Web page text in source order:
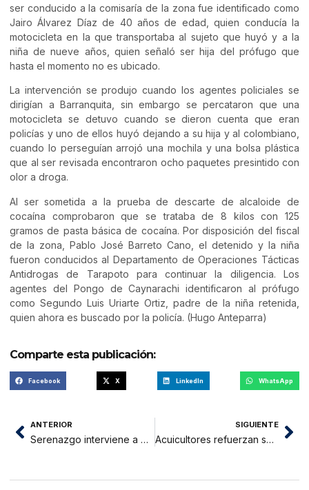
ser conducido a la comisaría de la zona fue identificado como
Jairo Álvarez Díaz de 40 años de edad, quien conducía la
motocicleta en la que transportaba al sujeto que huyó y a la
niña de nueve años, quien señaló ser hija del prófugo que
hasta el momento no es ubicado.
La intervención se produjo cuando los agentes policiales se
dirigían a Barranquita, sin embargo se percataron que una
motocicleta se detuvo cuando se dieron cuenta que eran
policías y uno de ellos huyó dejando a su hija y al colombiano,
cuando lo perseguían arrojó una mochila y una bolsa plástica
que al ser revisada encontraron ocho paquetes presintido con
olor a droga.
Al ser sometida a la prueba de descarte de alcaloide de
cocaína comprobaron que se trataba de 8 kilos con 125
gramos de pasta básica de cocaína. Por disposición del fiscal
de la zona, Pablo José Barreto Cano, el detenido y la niña
fueron conducidos al Departamento de Operaciones Tácticas
Antidrogas de Tarapoto para continuar la diligencia. Los
agentes del Pongo de Caynarachi identificaron al prófugo
como Segundo Luis Uriarte Ortiz, padre de la niña retenida,
quien ahora es buscado por la policía. (Hugo Anteparra)
Comparte esta publicación:
Facebook X LinkedIn WhatsApp
ANTERIOR
Serenazgo interviene a delincuente
SIGUIENTE
Acuicultores refuerzan sus conocimientos en salado de pescado y normas de higiene